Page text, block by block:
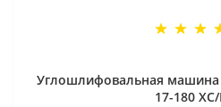
Углошлифовальная машина
17-180